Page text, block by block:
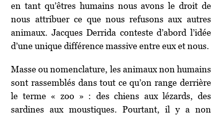
en tant qu’êtres humains nous avons le droit de
nous attribuer ce que nous refusons aux autres
animaux. Jacques Derrida conteste d’abord l’idée
d’une unique différence massive entre eux et nous.
Masse ou nomenclature, les animaux non humains
sont rassemblés dans tout ce qu’on range derrière
le terme « zoo » : des chiens aux lézards, des
sardines aux moustiques. Pourtant, il y a non